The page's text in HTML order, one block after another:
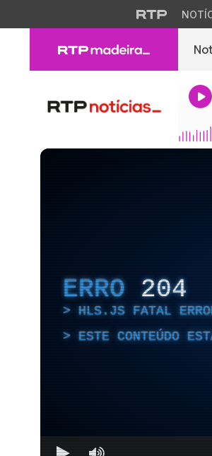
ERRO 204
HLS.JS FATAL
ESTE CONTEÚDO